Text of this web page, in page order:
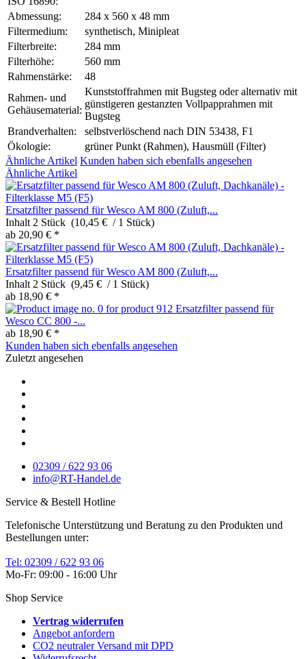
Abmessung:
284 x 560 x 48 mm
Filtermedium:
synthetisch, Minipleat
Filterbreite:
284 mm
Filterhöhe:
560 mm
Rahmenstärke:
48
Rahmen- und
Gehäusematerial:
Kunststoffrahmen mit Bugsteg oder alternativ mit
günstigeren gestanzten Vollpapprahmen mit
Bugsteg
Brandverhalten:
selbstverlöschend nach DIN 53438, F1
Ökologie:
grüner Punkt (Rahmen), Hausmüll (Filter)
Ähnliche Artikel Kunden haben sich ebenfalls angesehen
Ähnliche Artikel
Ersatzfilter passend für Wesco AM 800 (Zuluft,...
Inhalt 2 Stück (10,45 € / 1 Stück)
ab 20,90 € *
Ersatzfilter passend für Wesco AM 800 (Zuluft,...
Inhalt 2 Stück (9,45 € / 1 Stück)
ab 18,90 € *
Ersatzfilter passend für
Wesco CC 800 -...
ab 18,90 € *
Kunden haben sich ebenfalls angesehen
Zuletzt angesehen
02309 / 622 93 06
info@RT-Handel.de
Service & Bestell Hotline
Telefonische Unterstützung und Beratung zu den Produkten und
Bestellungen unter:
Tel: 02309 / 622 93 06
Mo-Fr: 09:00 - 16:00 Uhr
Shop Service
Vertrag widerrufen
Angebot anfordern
CO2 neutraler Versand mit DPD